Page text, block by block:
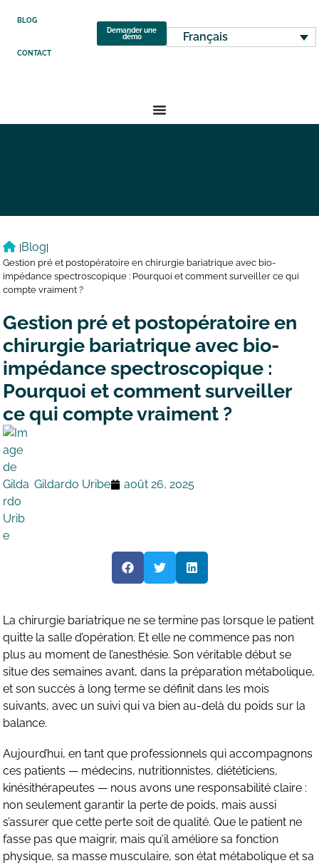
BLOG
CONTACT
Demander une
démo
Français
Blog
Gestion pré et postopératoire en chirurgie bariatrique avec bio-
impédance spectroscopique : Pourquoi et comment surveiller ce qui
compte vraiment ?
Gestion pré et postopératoire en
chirurgie bariatrique avec bio-
impédance spectroscopique :
Pourquoi et comment surveiller
ce qui compte vraiment ?
Gildardo Uribe août 26, 2025
La chirurgie bariatrique ne se termine pas lorsque le patient
quitte la salle d’opération. Et elle ne commence pas non
plus au moment de l’anesthésie. Son véritable début se
situe des semaines avant, dans la préparation métabolique,
et son succès à long terme se définit dans les mois
suivants, avec un suivi qui va bien au-delà du poids sur la
balance.
Aujourd’hui, en tant que professionnels qui accompagnons
ces patients — médecins, nutritionnistes, diététiciens,
kinésithérapeutes — nous avons une responsabilité claire :
non seulement garantir la perte de poids, mais aussi
s’assurer que cette perte soit de qualité. Que le patient ne
fasse pas que maigrir, mais qu’il améliore sa fonction
physique, sa masse musculaire, son état métabolique et sa